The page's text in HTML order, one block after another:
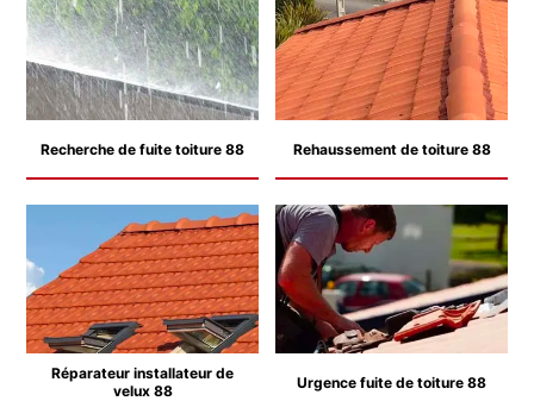
Recherche de fuite toiture 88 Rehaussement de toiture 88
Réparateur installateur de
velux 88
Urgence fuite de toiture 88